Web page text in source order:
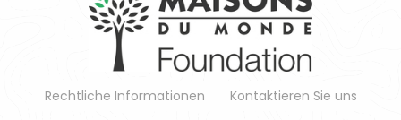
Kontaktieren Sie uns
Rechtliche Informationen